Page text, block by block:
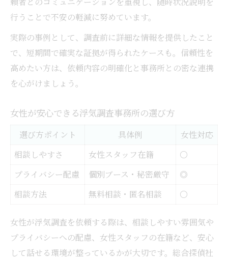
行うことで不安の軽減に努めています。
実際の事例として、調査前に詳細な情報を提供したこと
で、短期間で確実な証拠が得られたケースも。信頼性を
高めたい方は、依頼内容の明確化と事務所との密な連携
を心がけましょう。
女性が安心できる浮気調査事務所の選び方
選び方ポイント 具体例
女性対応
相談しやすさ
女性スタッフ在籍
〇
プライバシー配慮
個別ブース・秘密厳守
◎
相談方法
無料相談・匿名相談 〇
女性が浮気調査を依頼する際は、相談しやすい雰囲気や
プライバシーへの配慮、女性スタッフの在籍など、安心
して話せる環境が整っているかが大切です。総合探偵社